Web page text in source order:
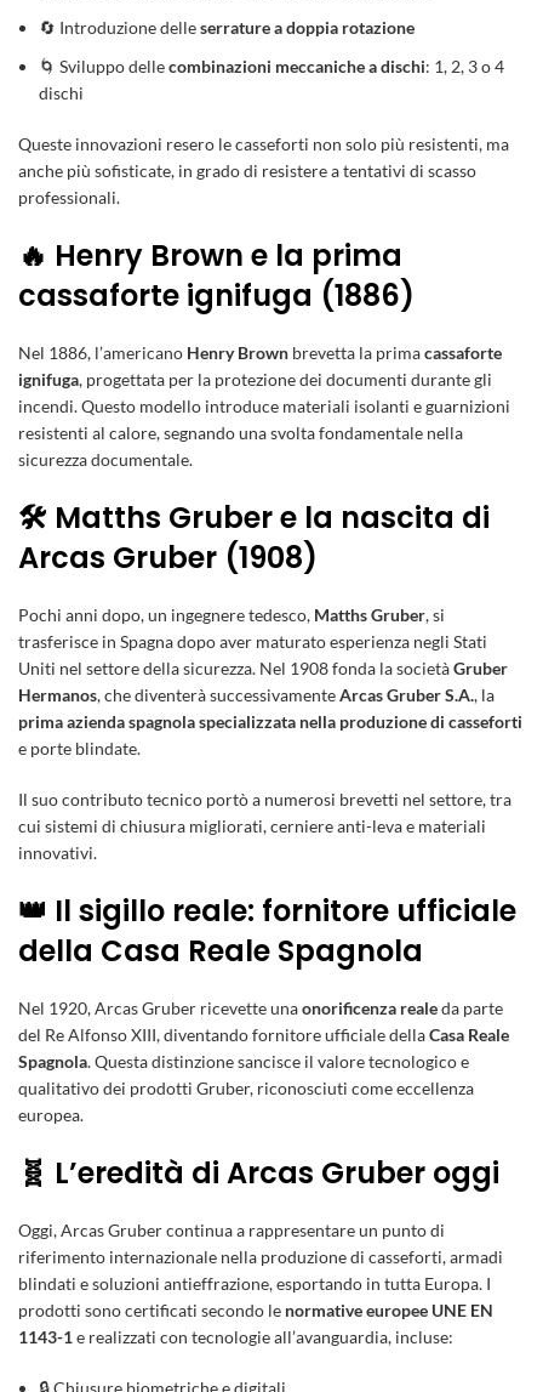
🔄 Introduzione delleserrature a doppia rotazione
🌀 Sviluppo dellecombinazioni meccaniche a dischi: 1, 2, 3 o 4
dischi
Queste innovazioni resero le casseforti non solo più resistenti, ma
anche più sofisticate, in grado di resistere a tentativi di scasso
professionali.
🔥 Henry Brown e la prima
cassaforte ignifuga (1886)
Nel 1886, l’americano Henry Brown brevetta la primacassaforte
ignifuga, progettata per la protezione dei documenti durante gli
incendi. Questo modello introduce materiali isolanti e guarnizioni
resistenti al calore, segnando una svolta fondamentale nella
sicurezza documentale.
🛠️ Matths Gruber e la nascita di
Arcas Gruber (1908)
Pochi anni dopo, un ingegnere tedesco, Matths Gruber, si
trasferisce in Spagna dopo aver maturato esperienza negli Stati
Uniti nel settore della sicurezza. Nel 1908 fonda la societàGruber
Hermanos, che diventerà successivamenteArcas Gruber S.A., la
prima azienda spagnola specializzata nella produzione di casseforti
e porte blindate.
Il suo contributo tecnico portò a numerosi brevetti nel settore, tra
cui sistemi di chiusura migliorati, cerniere anti-leva e materiali
innovativi.
👑 Il sigillo reale: fornitore ufficiale
della Casa Reale Spagnola
Nel 1920, Arcas Gruber ricevette unaonorificenza realeda parte
del Re Alfonso XIII, diventando fornitore ufficiale dellaCasa Reale
Spagnola. Questa distinzione sancisce il valore tecnologico e
qualitativo dei prodotti Gruber, riconosciuti come eccellenza
europea.
🧬 L’eredità di Arcas Gruber oggi
Oggi, Arcas Gruber continua a rappresentare un punto di
riferimento internazionale nella produzione di casseforti, armadi
blindati e soluzioni antieffrazione, esportando in tutta Europa. I
prodotti sono certificati secondo le normative europee UNE EN
1143-1e realizzati con tecnologie all’avanguardia, incluse:
🔒 Chiusure biometriche e digitali